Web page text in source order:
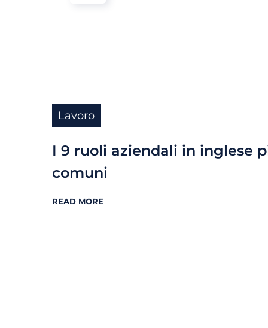
Lavoro
I 9 ruoli aziendali in inglese
comuni
READ MORE